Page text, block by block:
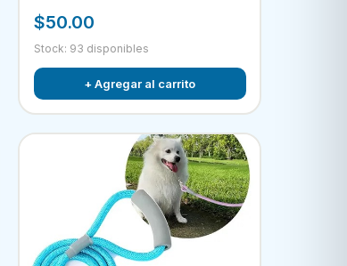
$50.00
Stock: 93 disponibles
+ Agregar al carrito